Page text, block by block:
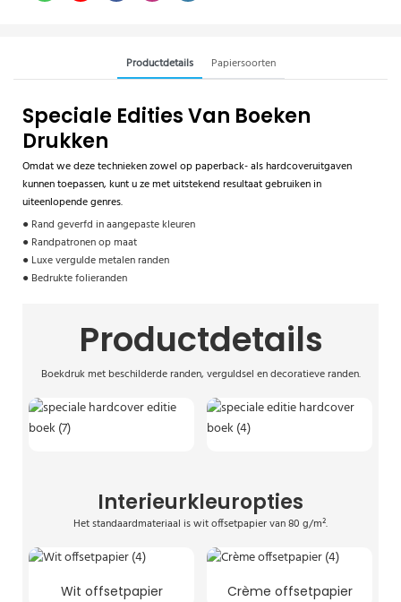
Productdetails Papiersoorten
Speciale Edities Van Boeken
Drukken
Omdat we deze technieken zowel op paperback- als hardcoveruitgaven
kunnen toepassen, kunt u ze met uitstekend resultaat gebruiken in
uiteenlopende genres.
● Rand geverfd in aangepaste kleuren
● Randpatronen op maat
● Luxe vergulde metalen randen
● Bedrukte folieranden
Productdetails
Boekdruk met beschilderde randen, verguldsel en decoratieve randen.
Interieurkleuropties
Het standaardmateriaal is wit offsetpapier van 80 g/m².
Wit offsetpapier Crème offsetpapier